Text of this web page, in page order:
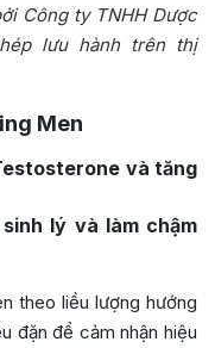
Công ty TNHH Dược
lưu hành trên thị
Men
và tăng
lý và làm chậm
theo liều lượng hướng
đặn để cảm nhận hiệu